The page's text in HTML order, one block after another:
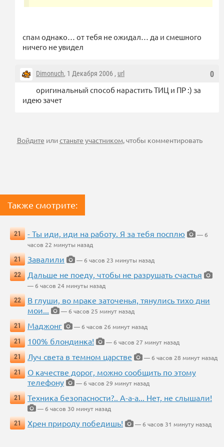
спам однако… от тебя не ожидал… да и смешного
ничего не увидел
0
Dimonuch, 1 Декабря 2006 , url
оригинальный способ нарастить ТИЦ и ПР :) за
идею зачет
Войдите илистаньте участником, чтобы комментировать
Также смотрите:
21 - Ты иди, иди на работу. Я за тебя посплю
— 6
часов 22 минуты назад
21
Завалили
— 6 часов 23 минуты назад
22
Дальше не поеду, чтобы не разрушать счастья
— 6 часов 24 минуты назад
22
В глуши, во мраке заточенья, тянулись тихо дни
мои...
— 6 часов 25 минут назад
21
Маджонг
— 6 часов 26 минут назад
21
100% блондинка!
— 6 часов 27 минут назад
21
Луч света в темном царстве
— 6 часов 28 минут назад
21
О качестве дорог, можно сообщить по этому
телефону
— 6 часов 29 минут назад
21
Техника безопасности?.. А-а-а... Нет, не слышали!
— 6 часов 30 минут назад
21
Хрен природу победишь! — 6 часов 31 минуту назад